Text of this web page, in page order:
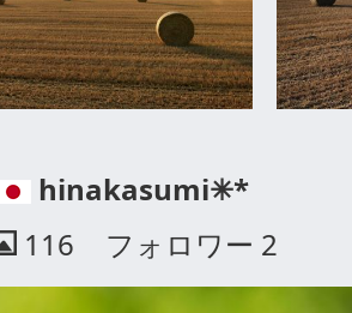
hinakasumi✳︎*
116
フォロワー 2